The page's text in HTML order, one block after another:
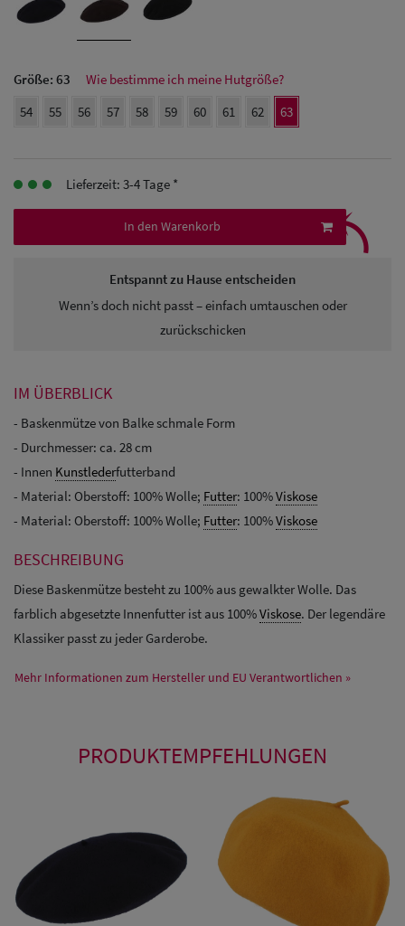
Herren UV-
Sonnenschilder
Größe: 63
Wie bestimme ich meine Hutgröße?
54
55 56 57 58 59 60 61 62 63
Lieferzeit: 3-4 Tage *
In den Warenkorb
Entspannt zu Hause entscheiden
Wenn’s doch nicht passt – einfach umtauschen oder
zurückschicken
⤹
IM ÜBERBLICK
- Baskenmütze von Balke schmale Form
- Durchmesser: ca. 28 cm
- Innen Kunstlederfutterband
- Material: Oberstoff: 100% Wolle; Futter: 100%Viskose
- Material: Oberstoff: 100% Wolle; Futter: 100%Viskose
BESCHREIBUNG
Diese Baskenmütze besteht zu 100% aus gewalkter Wolle. Das
farblich abgesetzte Innenfutter ist aus 100%Viskose. Der legendäre
Klassiker passt zu jeder Garderobe.
Mehr Informationen zum Hersteller und EU Verantwortlichen »
PRODUKTEMPFEHLUNGEN